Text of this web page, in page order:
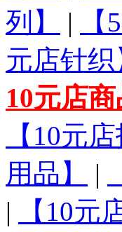
列】
|
元店针织
10元店商
【10元
用品】
|
|
【10元